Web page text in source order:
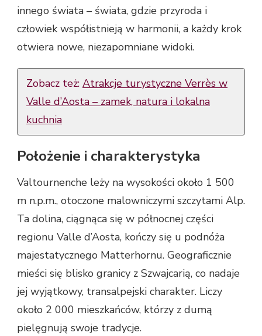
innego świata – świata, gdzie przyroda i
człowiek współistnieją w harmonii, a każdy krok
otwiera nowe, niezapomniane widoki.
Zobacz też: Atrakcje turystyczne Verrès w
Valle d’Aosta – zamek, natura i lokalna
kuchnia
Położenie i charakterystyka
Valtournenche leży na wysokości około 1 500
m n.p.m., otoczone malowniczymi szczytami Alp.
Ta dolina, ciągnąca się w północnej części
regionu Valle d’Aosta, kończy się u podnóża
majestatycznego Matterhornu. Geograficznie
mieści się blisko granicy z Szwajcarią, co nadaje
jej wyjątkowy, transalpejski charakter. Liczy
około 2 000 mieszkańców, którzy z dumą
pielęgnują swoje tradycje.